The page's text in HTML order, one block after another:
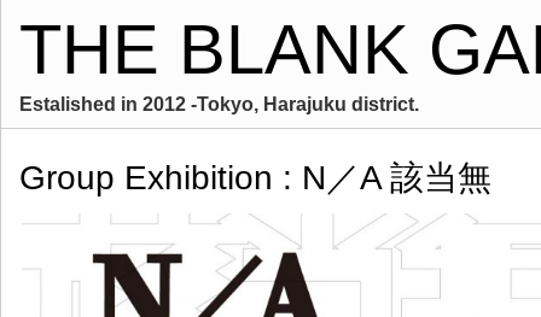
THE BLANK
Estalished in 2012 -Tokyo, Harajuku district.
Group Exhibition : N／A 該当無